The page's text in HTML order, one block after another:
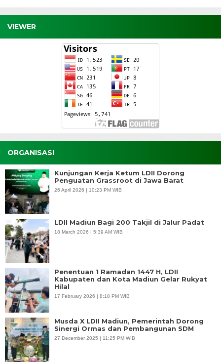
VIEWER
ORGANISASI
Kunjungan Kerja Ketum LDII Dorong
Penguatan Grassroot di Jawa Barat
26 April 2026 | 10:23 PM WIB
LDII Madiun Bagi 200 Takjil di Jalur Padat
18 March 2026 | 5:39 AM WIB
Penentuan 1 Ramadan 1447 H, LDII
Kabupaten dan Kota Madiun Gelar Rukyat
Hilal
17 February 2026 | 8:18 PM WIB
Musda X LDII Madiun, Pemerintah Dorong
Sinergi Ormas dan Pembangunan SDM
27 December 2025 | 11:25 PM WIB